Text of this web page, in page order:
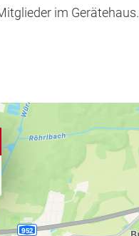
im Gerätehaus.